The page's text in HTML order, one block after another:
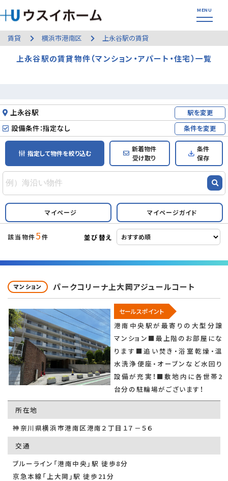
賃貸 横浜市港南区 上永谷駅の賃貸
上永谷駅の賃貸物件（マンション・アパート・住宅）一覧
上永谷駅 駅を変更
設備条件：指定なし 条件を変更
指定して物件を絞り込む
新着物件
受け取り
条件
保存
マイページ マイページガイド
該当物件5件 並び替え
マンション パークコリーナ上大岡アジュールコート
セールスポイント
港南中央駅が最寄りの大型分譲
マンション■最上階のお部屋にな
ります■追い焚き・浴室乾燥・温
水洗浄便座・オーブンなど水回り
設備が充実！■敷地内に各世帯2
台分の駐輪場がございます！
所在地
神奈川県横浜市港南区港南２丁目１７－５６
交通
ブルーライン「港南中央」駅 徒歩8分
京急本線「上大岡」駅 徒歩21分